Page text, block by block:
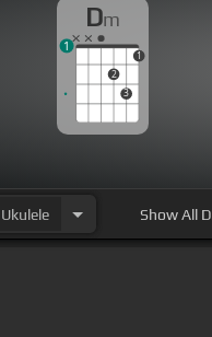
con toda la[Dm]
[C]para mí.
Dm
2
3
1
1
Ukulele ShowAll